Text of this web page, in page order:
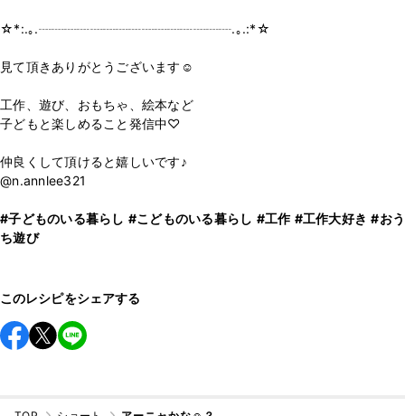
☆*:.｡.┈┈┈┈┈┈┈┈┈┈┈┈┈┈┈.｡.:*☆
見て頂きありがとうございます☺️
工作、遊び、おもちゃ、絵本など
子どもと楽しめること発信中♡
仲良くして頂けると嬉しいです♪
@n.annlee321
#子どものいる暮らし #こどものいる暮らし #工作 #工作大好き #おう
ち遊び
このレシピをシェアする